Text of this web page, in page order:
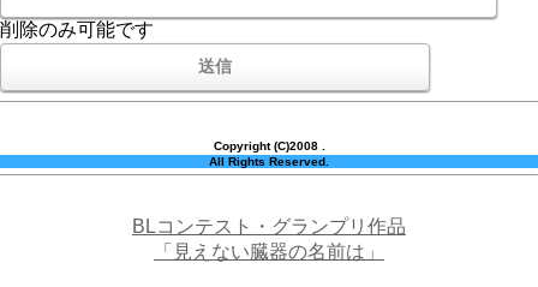
削除のみ可能です
Copyright (C)2008 .
All Rights Reserved.
BLコンテスト・グランプリ作品
「見えない臓器の名前は」